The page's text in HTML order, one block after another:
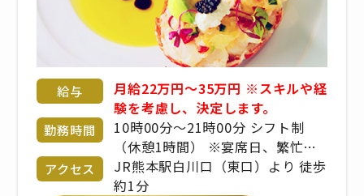
給与
月給22万円～35万円 ※スキルや経
験を考慮し、決定します。
勤務時間
10時00分〜21時00分 シフト制
（休憩1時間） ※宴席日、繁忙期
により変動あり ※出勤時間、勤務
時間は、拠点により異なります
アクセス
JR熊本駅白川口（東口）より 徒歩
約1分